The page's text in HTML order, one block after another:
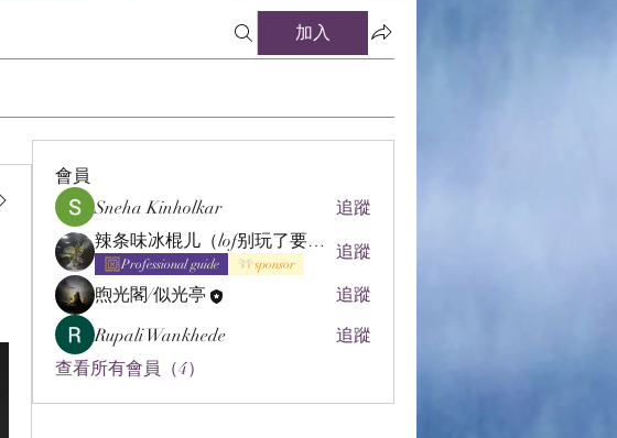
加入
會員
Sneha Kinholkar
追蹤
辣条味冰棍儿（lof别玩了要氪金的）
Professional guide sponsor
追蹤
煦光閣/似光亭
追蹤
Rupali Wankhede
追蹤
查看所有會員（4）